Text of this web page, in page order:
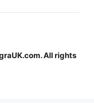
All rights